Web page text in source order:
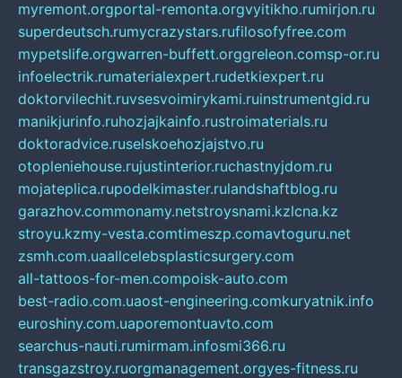
myremont.orgportal-remonta.orgvyitikho.rumirjon.ru
superdeutsch.rumycrazystars.rufilosofyfree.com
mypetslife.orgwarren-buffett.orggreleon.comsp-or.ru
infoelectrik.rumaterialexpert.rudetkiexpert.ru
doktorvilechit.ruvsesvoimirykami.ruinstrumentgid.ru
manikjurinfo.ruhozjajkainfo.rustroimaterials.ru
doktoradvice.ruselskoehozjajstvo.ru
otopleniehouse.rujustinterior.ruchastnyjdom.ru
mojateplica.rupodelkimaster.rulandshaftblog.ru
garazhov.commonamy.netstroysnami.kzlcna.kz
stroyu.kzmy-vesta.comtimeszp.comavtoguru.net
zsmh.com.uaallcelebsplasticsurgery.com
all-tattoos-for-men.compoisk-auto.com
best-radio.com.uaost-engineering.comkuryatnik.info
euroshiny.com.uaporemontuavto.com
searchus-nauti.rumirmam.infosmi366.ru
transgazstroy.ruorgmanagement.orgyes-fitness.ru